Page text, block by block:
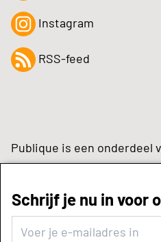
Schrijf je nu in voor
Instagram
RSS-feed
Publique is een onderdeel
zynchrone.com